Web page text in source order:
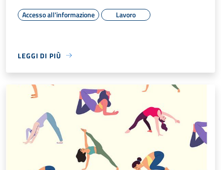
Accesso all'informazione Lavoro
LEGGI DI PIÙ